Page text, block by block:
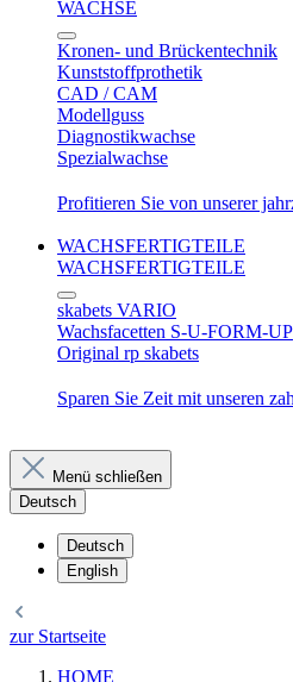
WACHSE
Kronen- und Brückentechnik
Kunststoffprothetik
CAD / CAM
Modellguss
Diagnostikwachse
Spezialwachse
Profitieren Sie von unserer
WACHSFERTIGTEILE
WACHSFERTIGTEILE
skabets VARIO
Wachsfacetten S-U-FORM-UP
Original rp skabets
Sparen Sie Zeit mit unseren
Menü schließen
Deutsch
Deutsch
English
zur Startseite
HOME